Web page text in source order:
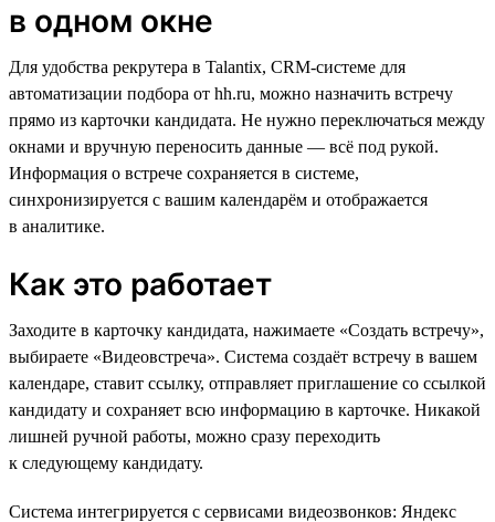
в одном окне
Для удобства рекрутера в Talantix, CRM-cистеме для
автоматизации подбора от hh.ru, можно назначить встречу
прямо из карточки кандидата. Не нужно переключаться между
окнами и вручную переносить данные — всё под рукой.
Информация о встрече сохраняется в системе,
синхронизируется с вашим календарём и отображается
в аналитике.
Как это работает
Заходите в карточку кандидата, нажимаете «Создать встречу»,
выбираете «Видеовстреча». Система создаёт встречу в вашем
календаре, ставит ссылку, отправляет приглашение со ссылкой
кандидату и сохраняет всю информацию в карточке. Никакой
лишней ручной работы, можно сразу переходить
к следующему кандидату.
Система интегрируется c сервисами видеозвонков: Яндекс